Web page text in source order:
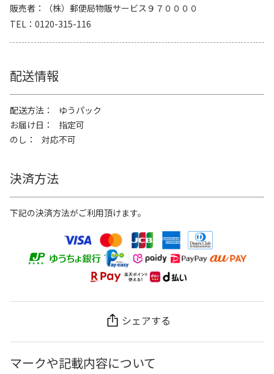
販売者
（株）郵便局物販サービス９７００００
TEL
0120-315-116
配送情報
配送方法
ゆうパック
お届け日
指定可
のし
対応不可
決済方法
下記の決済方法がご利用頂けます。
シェアする
マークや記載内容について